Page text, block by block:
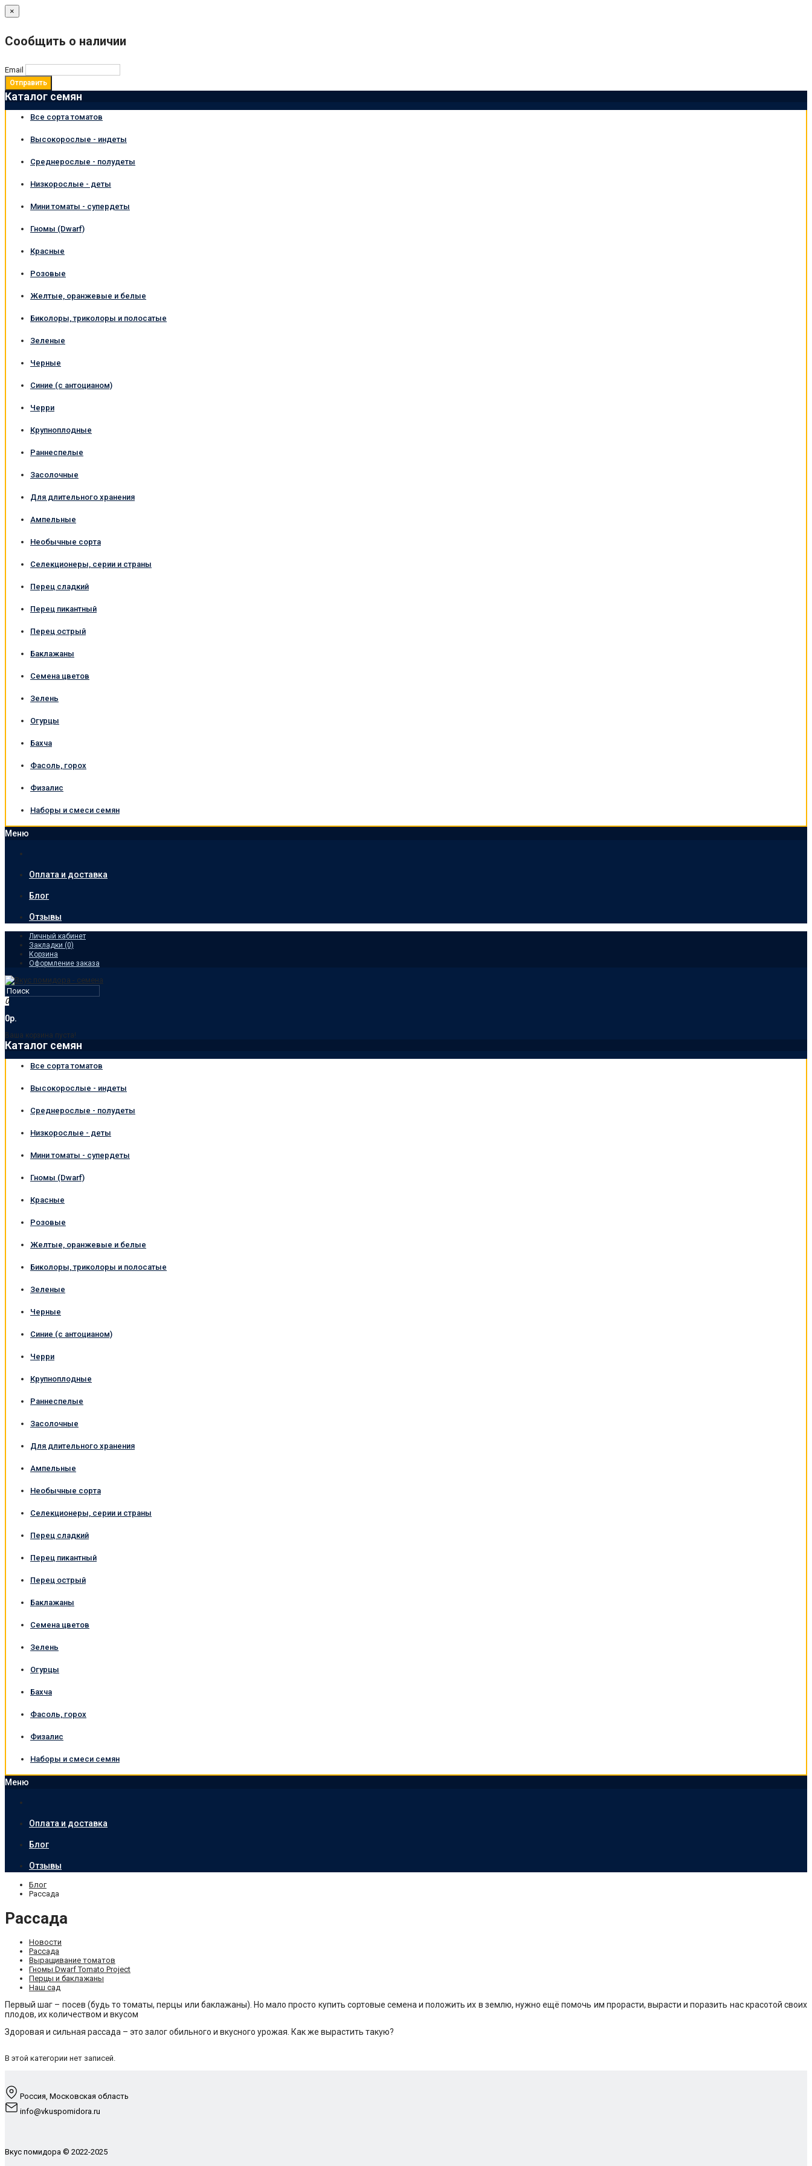
×
Сообщить о наличии
Email
Отправить
Каталог семян
Все сорта томатов
Высокорослые - индеты
Среднерослые - полудеты
Низкорослые - деты
Мини томаты - супердеты
Гномы (Dwarf)
Красные
Розовые
Желтые, оранжевые и белые
Биколоры, триколоры и полосатые
Зеленые
Черные
Синие (с антоцианом)
Черри
Крупноплодные
Раннеспелые
Засолочные
Для длительного хранения
Ампельные
Необычные сорта
Селекционеры, серии и страны
Перец сладкий
Перец пикантный
Перец острый
Баклажаны
Семена цветов
Зелень
Огурцы
Бахча
Фасоль, горох
Физалис
Наборы и смеси семян
Меню
Оплата и доставка
Блог
Отзывы
Личный кабинет
Закладки (0)
Корзина
Оформление заказа
0
0р.
Ваша корзина пуста!
Каталог семян
Все сорта томатов
Высокорослые - индеты
Среднерослые - полудеты
Низкорослые - деты
Мини томаты - супердеты
Гномы (Dwarf)
Красные
Розовые
Желтые, оранжевые и белые
Биколоры, триколоры и полосатые
Зеленые
Черные
Синие (с антоцианом)
Черри
Крупноплодные
Раннеспелые
Засолочные
Для длительного хранения
Ампельные
Необычные сорта
Селекционеры, серии и страны
Перец сладкий
Перец пикантный
Перец острый
Баклажаны
Семена цветов
Зелень
Огурцы
Бахча
Фасоль, горох
Физалис
Наборы и смеси семян
Меню
Оплата и доставка
Блог
Отзывы
Блог
Рассада
Рассада
Новости
Рассада
Выращивание томатов
Гномы Dwarf Tomato Project
Перцы и баклажаны
Наш сад
Первый шаг – посев (будь то томаты, перцы или баклажаны). Но мало просто купить сортовые семена и положить их в землю, нужно ещё помочь им прорасти, вырасти и поразить нас красотой своих
плодов, их количеством и вкусом
Здоровая и сильная рассада – это залог обильного и вкусного урожая. Как же вырастить такую?
В этой категории нет записей.
Россия, Московская область
info@vkuspomidora.ru
Вкус помидора © 2022-2025